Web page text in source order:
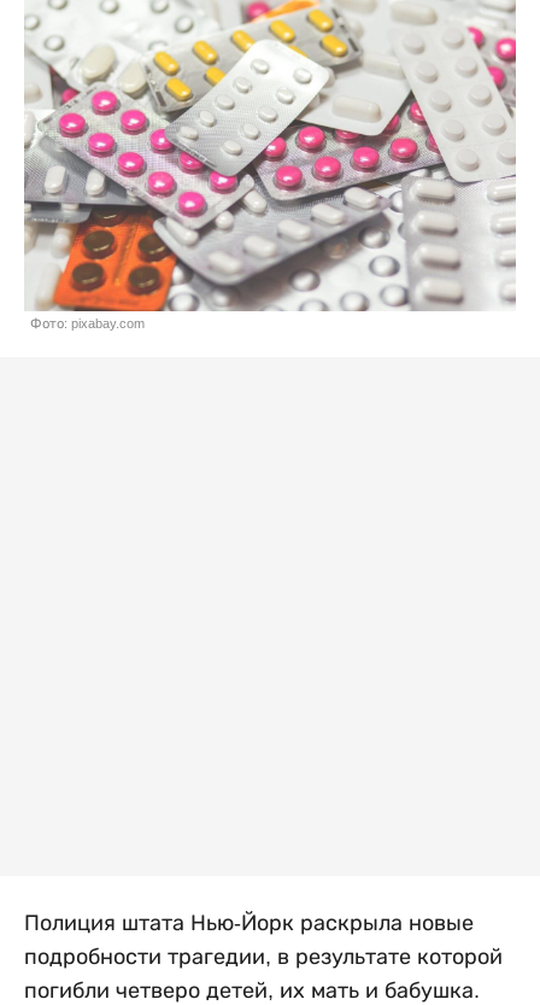
Фото: pixabay.com
Полиция штата Нью-Йорк раскрыла новые
подробности трагедии, в результате которой
погибли четверо детей, их мать и бабушка.